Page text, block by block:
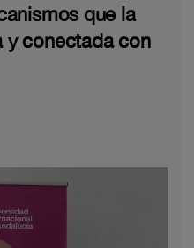
que la
y conectada con